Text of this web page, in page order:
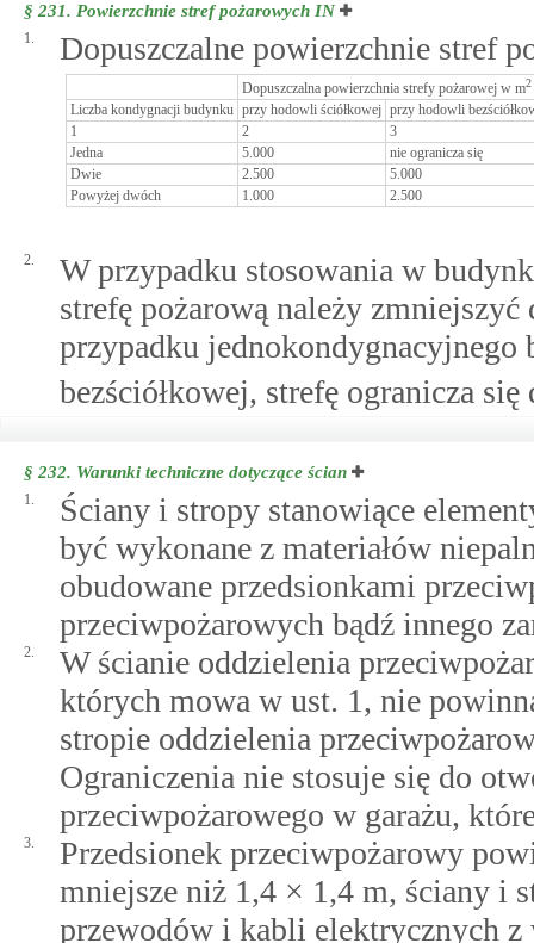
§ 231. Powierzchnie stref pożarowych IN
1. Dopuszczalne powierzchnie stref
Dopuszczalna powierzchnia strefy pożarowej w m2
Liczba kondygnacji budynku przy hodowli ściółkowej przy hodowli
1
2
3
Jedna
5.000
nie ogranicza się
Dwie
2.500
5.000
Powyżej dwóch
1.000 2.500
2.
W przypadku stosowania w
strefę pożarową należy
przypadku jednokondygnacyjnego
bezściółkowej, strefę ogranicza się
§ 232. Warunki techniczne dotyczące ścian
1.
Ściany i stropy stanowiące
być wykonane z materiałów
obudowane przedsionkami
przeciwpożarowych bądź innego
2.
W ścianie oddzielenia
których mowa w ust. 1, nie
stropie oddzielenia
Ograniczenia nie stosuje się do
przeciwpożarowego w garażu,
3.
Przedsionek przeciwpożarowy
mniejsze niż 1,4 × 1,4 m, ściany i
przewodów i kabli elektrycznych